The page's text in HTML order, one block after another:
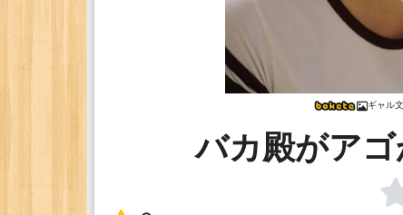
ギャル
バカ殿がア